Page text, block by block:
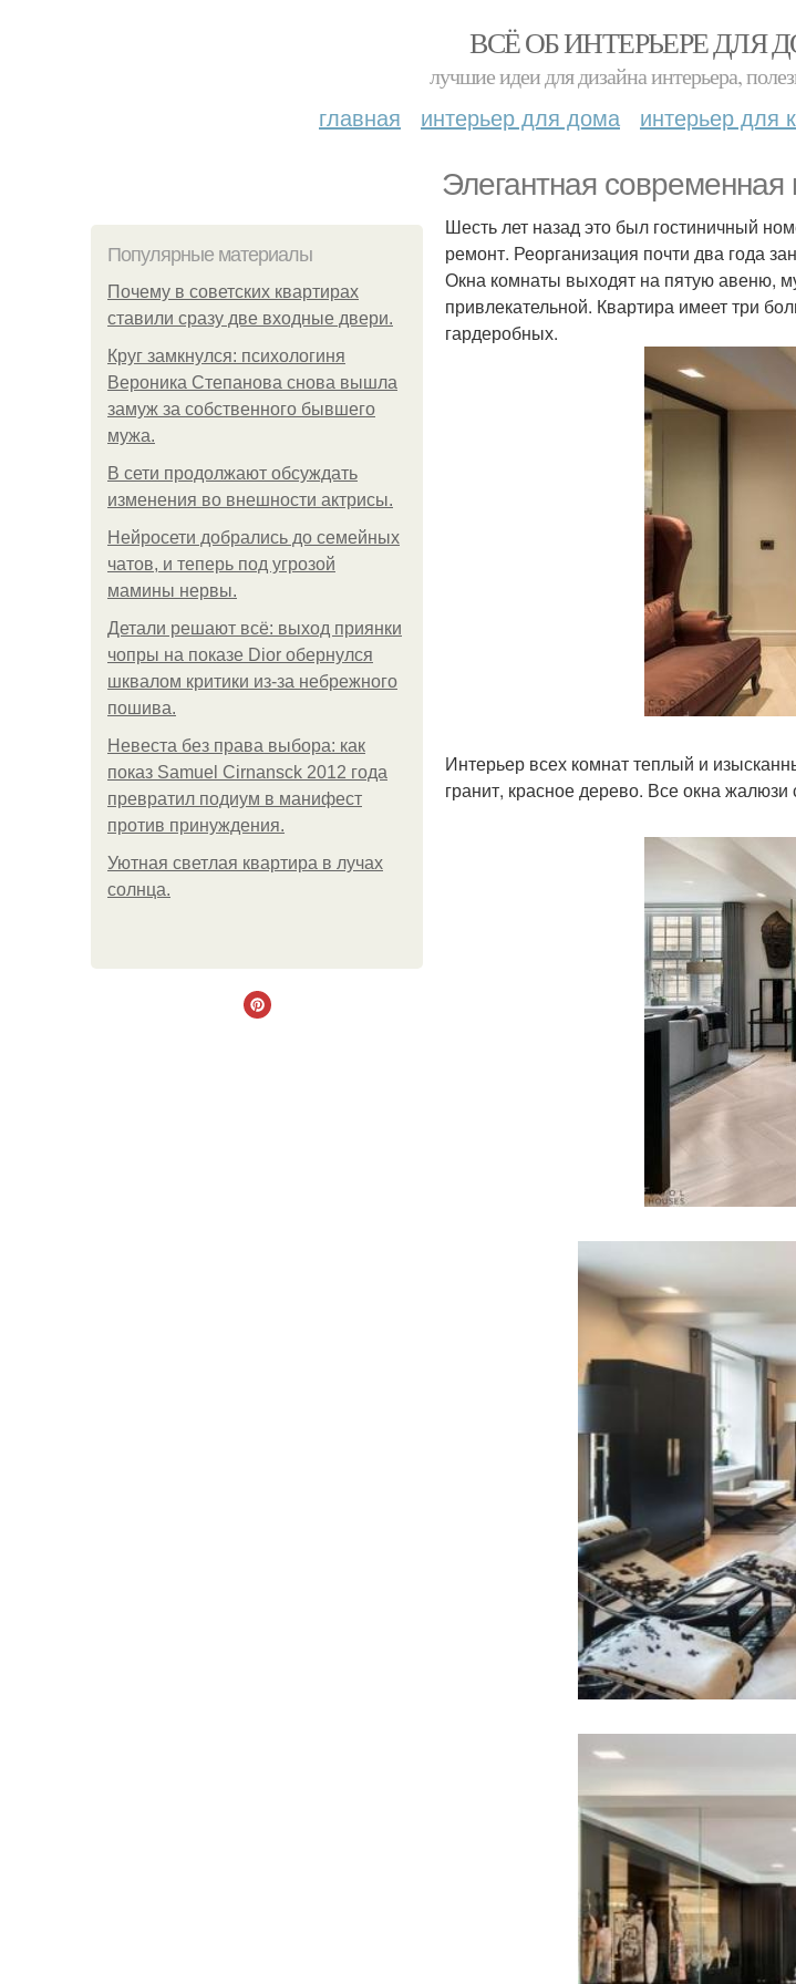
ВСЁ ОБ ИНТЕРЬЕРЕ ДЛЯ
лучшие идеи для дизайна интерьера,
главная интерьер для дома интерьер для
Элегантная
Популярные материалы
Почему в советских квартирах
ставили сразу две входные двери.
Круг замкнулся: психологиня
Вероника Степанова снова вышла
замуж за собственного бывшего
мужа.
В сети продолжают обсуждать
изменения во внешности актрисы.
Нейросети добрались до семейных
чатов, и теперь под угрозой
мамины нервы.
Детали решают всё: выход приянки
чопры на показе Dior обернулся
шквалом критики из-за небрежного
пошива.
Невеста без права выбора: как
показ Samuel Cirnansck 2012 года
превратил подиум в манифест
против принуждения.
Уютная светлая квартира в лучах
солнца.
Шесть лет назад это был гостиничный
ремонт. Реорганизация почти два года
Окна комнаты выходят на пятую авеню,
привлекательной. Квартира имеет три
гардеробных.
Интерьер всех комнат теплый и
гранит, красное дерево. Все окна